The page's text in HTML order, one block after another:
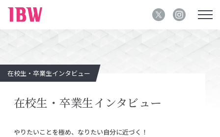
在校生・卒業生インタビュー
在校生・卒業生インタビュー
やりたいことを極め、なりたい自分に近づく！